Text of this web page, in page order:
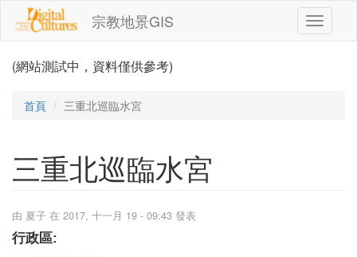
移至主內容
宗教地景GIS
Toggle
(網站測試中，資料僅供參考)
首頁 三重北巡臨水宮
三重北巡臨水宮
由 夏子 在 2017, 十一月 19 - 09:43 發表
行政區: